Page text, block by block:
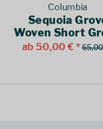
Columbia
Sequoia
Woven Short
ab 50,00 € *